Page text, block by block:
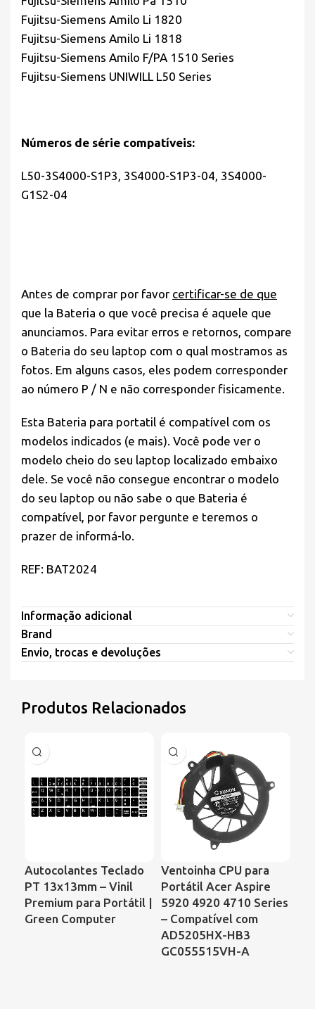
Fujitsu-Siemens Amilo Li 1820
Fujitsu-Siemens Amilo Li 1818
Fujitsu-Siemens Amilo F/PA 1510 Series
Fujitsu-Siemens UNIWILL L50 Series
Números de série compatíveis:
L50-3S4000-S1P3, 3S4000-S1P3-04, 3S4000-
G1S2-04
Antes de comprar por favor certificar-se de que
que la Bateria o que você precisa é aquele que
anunciamos. Para evitar erros e retornos, compare
o Bateria do seu laptop com o qual mostramos as
fotos. Em alguns casos, eles podem corresponder
ao número P / N e não corresponder fisicamente.
Esta Bateria para portatil é compatível com os
modelos indicados (e mais). Você pode ver o
modelo cheio do seu laptop localizado embaixo
dele. Se você não consegue encontrar o modelo
do seu laptop ou não sabe o que Bateria é
compatível, por favor pergunte e teremos o
prazer de informá-lo.
REF: BAT2024
Informação adicional
Brand
Envio, trocas e devoluções
Produtos Relacionados
Autocolantes Teclado
PT 13x13mm – Vinil
Premium para Portátil |
Green Computer
Ventoinha CPU para
Portátil Acer Aspire
5920 4920 4710 Series
– Compatível com
AD5205HX-HB3
GC055515VH-A